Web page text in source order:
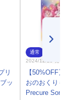
リ
ッ
通常
2024/12/25 発売
【50%OFF】
おのおくりも
Precure Song